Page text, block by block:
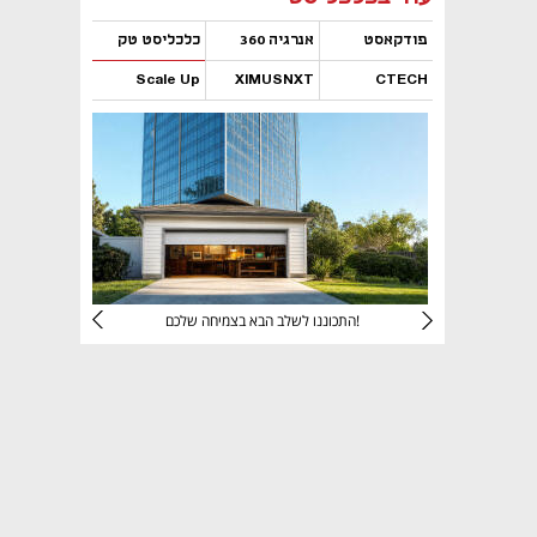
פודקאסט אנרגיה 360 כלכליסט טק
CTECH
XIMUSNXT
Scale Up
נפתח בכרטיסייה חדשה
התכוננו לשלב הבא בצמיחה שלכם!
נפתח בכרטיסייה חדשה